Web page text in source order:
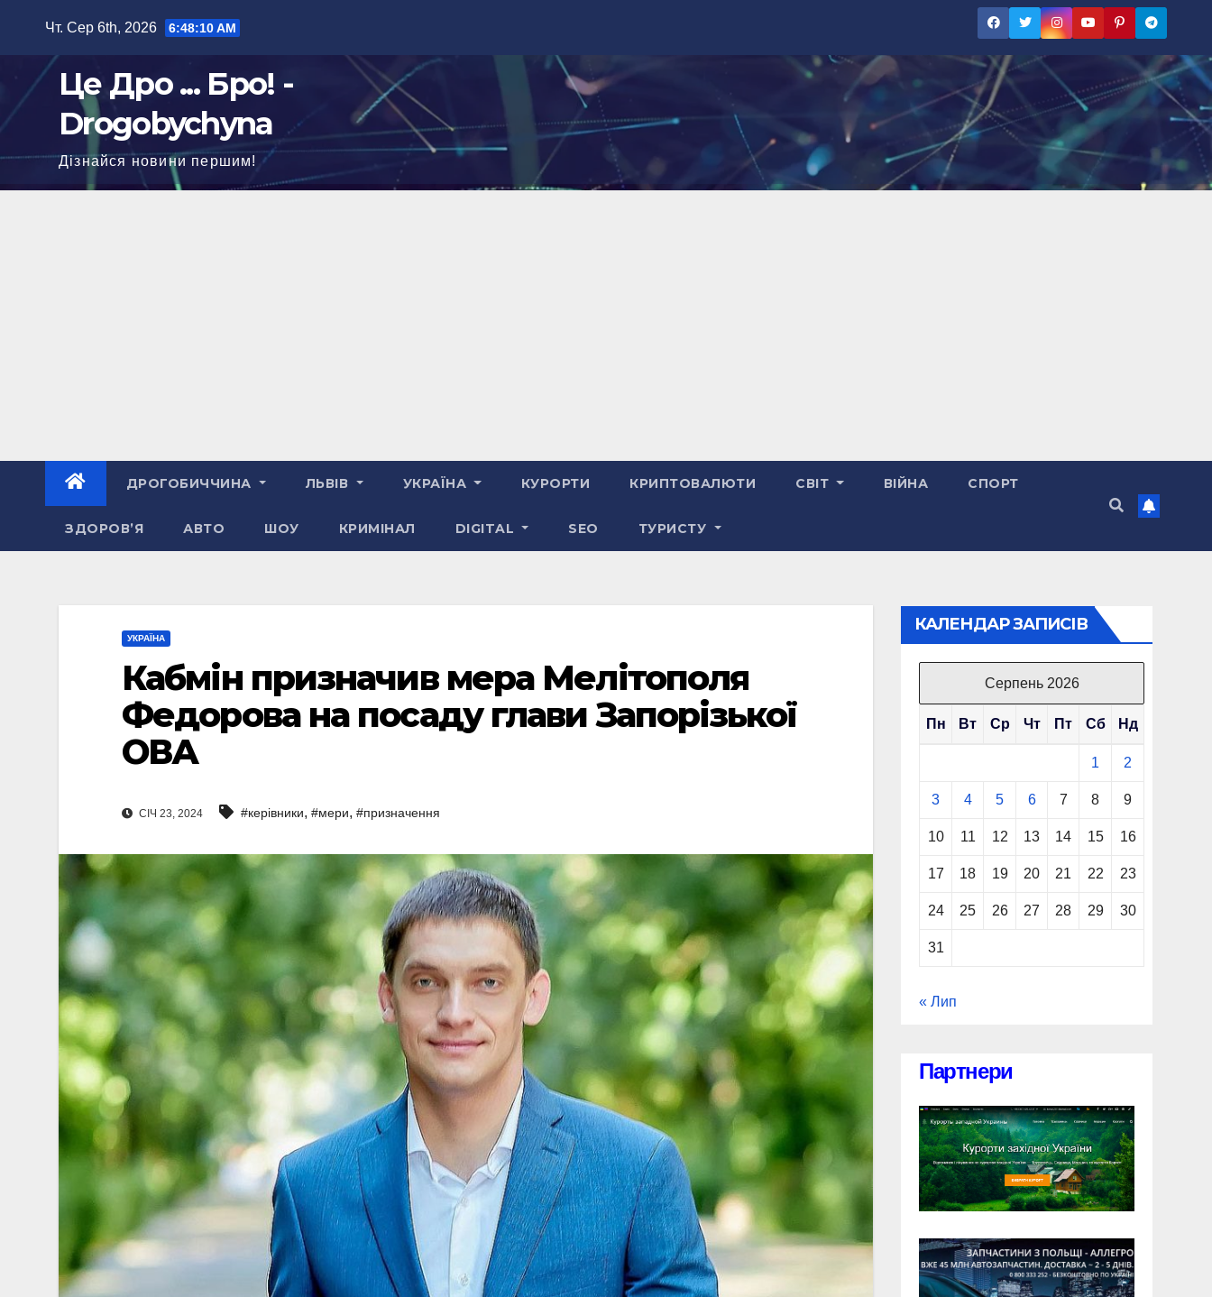
Чт. Сер 6th, 2026 6:48:11 AM
Це Дро ... Бро! -
Drogobychyna
Дізнайся новини першим!
ДРОГОБИЧЧИНА ЛЬВІВ УКРАЇНА КУРОРТИ КРИПТОВАЛЮТИ СВІТ ВІЙНА СПОРТ
ЗДОРОВ’Я АВТО ШОУ КРИМІНАЛ DIGITAL SEO ТУРИСТУ
УКРАЇНА
Кабмін призначив мера Мелітополя
Федорова на посаду глави Запорізької
ОВА
СІЧ 23, 2024 #керівники, #мери, #призначення
КАЛЕНДАР ЗАПИСІВ
Серпень 2026
Пн Вт Ср Чт Пт Сб Нд
1 2
3 4 5 6 7 8 9
10 11 12 13 14 15 16
17 18 19 20 21 22 23
24 25 26 27 28 29 30
31
« Лип
Партнери